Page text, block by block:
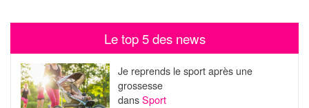
Le top 5 des news
Je reprends le sport après une
grossesse
dansSport